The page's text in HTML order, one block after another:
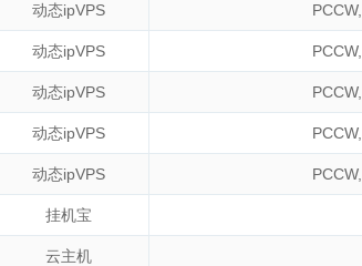
动态ipVPS PCCW,
动态ipVPS PCCW,
动态ipVPS PCCW,
动态ipVPS PCCW,
动态ipVPS PCCW,
挂机宝
云主机